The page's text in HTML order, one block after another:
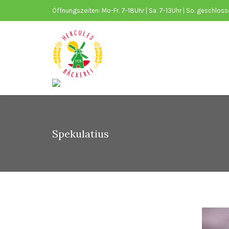
Öffnungszeiten: Mo-Fr. 7-18Uhr | Sa. 7-13Uhr | So.
Spekulatius